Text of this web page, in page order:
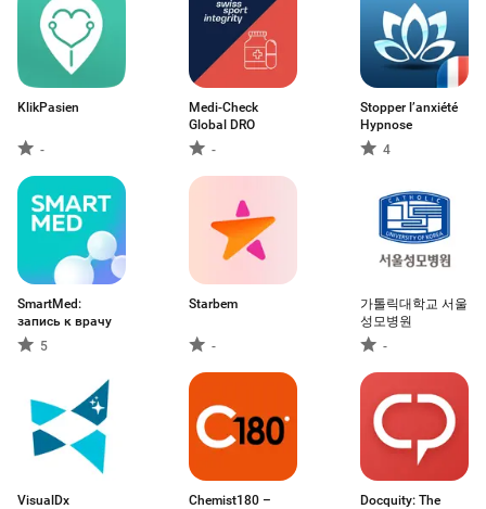
KlikPasien
-
Medi-Check
Global DRO
-
Stopper l’anxiété
Hypnose
4
SmartMed:
запись к врачу
5
Starbem
-
가톨릭대학교 서울
성모병원
-
VisualDx
Chemist180 –
Docquity: The